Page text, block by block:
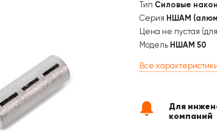
Тип Силовые
Серия НШАМ
Цена не пустая
Модель НШАМ 50
Все
Для
компаний